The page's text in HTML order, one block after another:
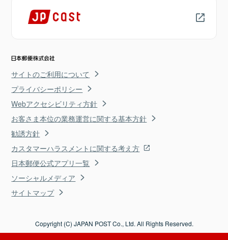
サイトのご利用について
プライバシーポリシー
Webアクセシビリティ方針
お客さま本位の業務運営に関する基本方針
勧誘方針
カスタマーハラスメントに関する考え方
日本郵便公式アプリ一覧
ソーシャルメディア
サイトマップ
Copyright (C) JAPAN POST Co., Ltd. All Rights Reserved.